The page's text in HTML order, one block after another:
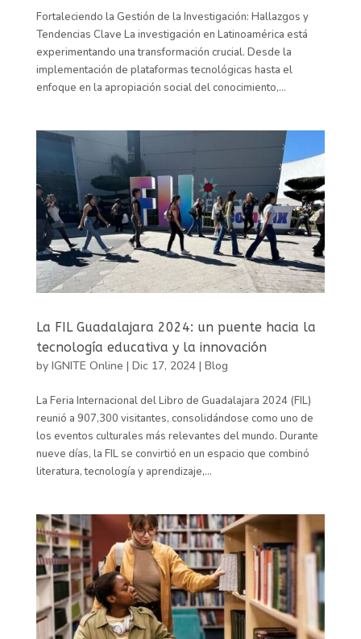
Fortaleciendo la Gestión de la Investigación: Hallazgos y
Tendencias Clave La investigación en Latinoamérica está
experimentando una transformación crucial. Desde la
implementación de plataformas tecnológicas hasta el
enfoque en la apropiación social del conocimiento,...
La FIL Guadalajara 2024: un puente hacia la
tecnología educativa y la innovación
by IGNITE Online | Dic 17, 2024| Blog
La Feria Internacional del Libro de Guadalajara 2024 (FIL)
reunió a 907,300 visitantes, consolidándose como uno de
los eventos culturales más relevantes del mundo. Durante
nueve días, la FIL se convirtió en un espacio que combinó
literatura, tecnología y aprendizaje,...